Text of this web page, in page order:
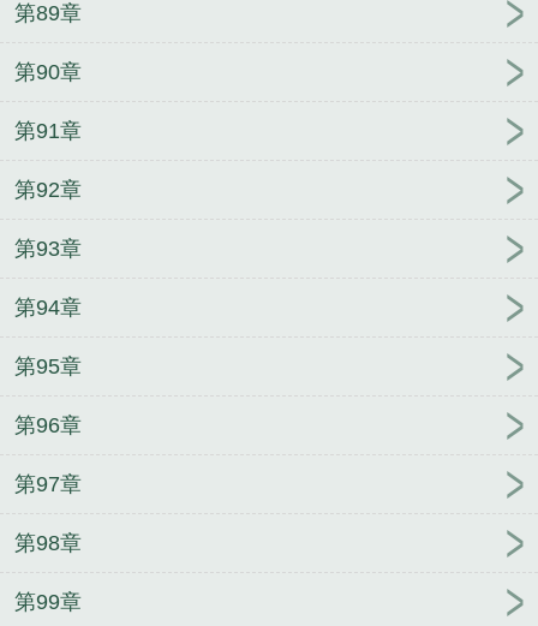
第89章
第90章
第91章
第92章
第93章
第94章
第95章
第96章
第97章
第98章
第99章